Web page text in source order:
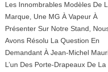
Les Innombrables Modèles De
Marque, Une MG À Vapeur À
Présenter Sur Notre Stand,
Avons Résolu La Question En
Demandant À Jean-Michel
L’un Des Porte-Drapeaux De La